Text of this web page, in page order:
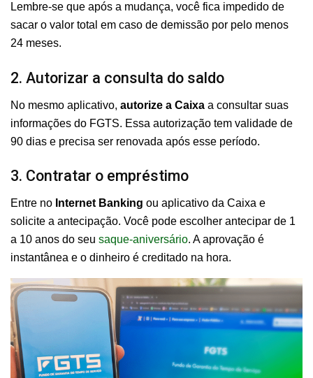
Lembre-se que após a mudança, você fica impedido de
sacar o valor total em caso de demissão por pelo menos
24 meses.
2. Autorizar a consulta do saldo
No mesmo aplicativo, autorize a Caixa a consultar suas
informações do FGTS. Essa autorização tem validade de
90 dias e precisa ser renovada após esse período.
3. Contratar o empréstimo
Entre no Internet Banking ou aplicativo da Caixa e
solicite a antecipação. Você pode escolher antecipar de 1
a 10 anos do seu saque-aniversário. A aprovação é
instantânea e o dinheiro é creditado na hora.